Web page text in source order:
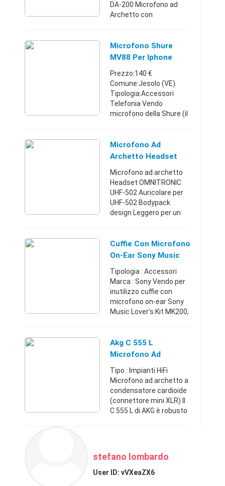
DA-200 Microfono ad
Archetto con
amplificatore completo
di potente altoparlante e
Microfono Shure
MV88 Per Iphone
Prezzo:140 €
Comune:Jesolo (VE)
Tipologia:Accessori
Telefonia Vendo
microfono della Shure (il
Iphone con presa
lightning, esiste l'app
Microfono Ad
Archetto Headset
OMNITRONIC UHF-
502
Microfono ad archetto
Headset OMNITRONIC
UHF-502 Auricolare per
UHF-502 Bodypack
design Leggero per un
cavo di Collegamento
con 3-pin mini XLR plug ...
Cuffie Con Microfono
On-Ear Sony Music
Lover's Kit MK200
Value Pack
Tipologia : Accessori
Marca : Sony Vendo per
inutilizzo cuffie con
microfono on-ear Sony
Music Lover's Kit MK200,
effettuare e rispondere
a chiamate. Usate poco
Akg C 555 L
Microfono Ad
Archetto A
Condensatore
Tipo : Impianti HiFi
Microfono ad archetto a
condensatore cardioide
(connettore mini XLR) Il
C 555 L di AKG è robusto
stefano lombardo
User ID: vVXeaZX6